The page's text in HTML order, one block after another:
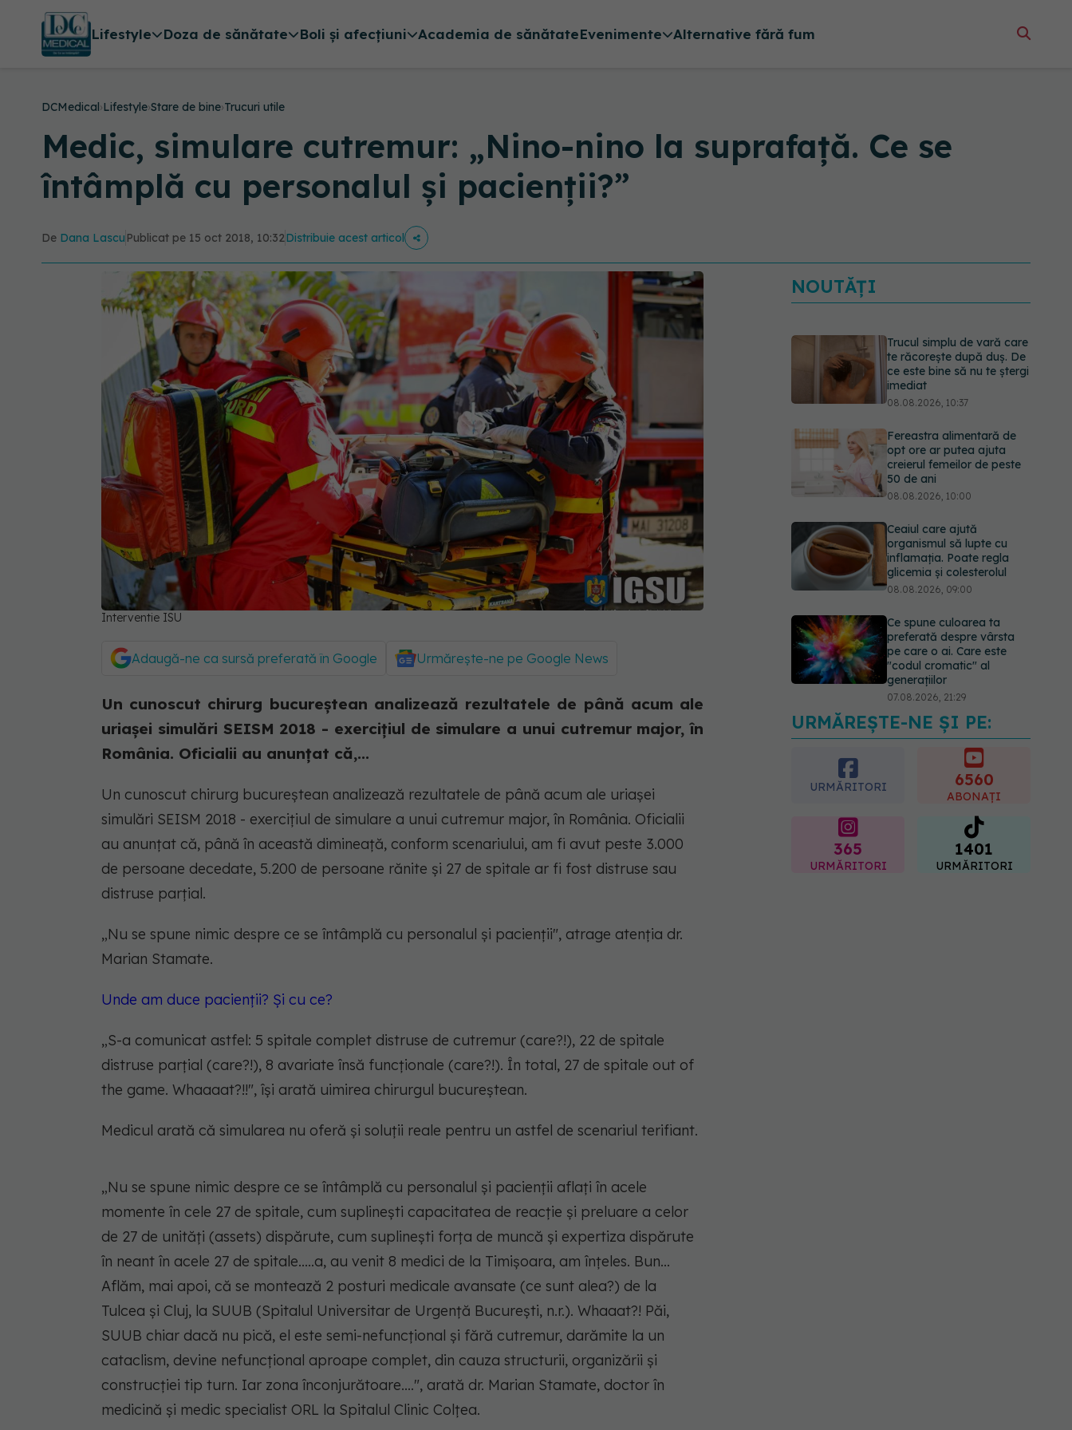
Lifestyle Doza de sănătate Boli și afecțiuni Academia de sănătateEvenimente Alternative fără fum
DCMedical›Lifestyle›Stare de bine›Trucuri utile
Medic, simulare cutremur: „Nino-nino la suprafață. Ce se
întâmplă cu personalul și pacienții?”
De Dana Lascu Publicat pe 15 oct 2018, 10:32Distribuie acest articol
Interventie ISU
Adaugă-ne ca sursă preferată în Google Urmărește-ne pe Google News
Un cunoscut chirurg bucureștean analizează rezultatele de până acum ale
uriașei simulări SEISM 2018 - exercițiul de simulare a unui cutremur major, în
România. Oficialii au anunțat că,...
Un cunoscut chirurg bucureștean analizează rezultatele de până acum ale uriașei
simulări SEISM 2018 - exercițiul de simulare a unui cutremur major, în România. Oficialii
au anunțat că, până în această dimineață, conform scenariului, am fi avut peste 3.000
de persoane decedate, 5.200 de persoane rănite și 27 de spitale ar fi fost distruse sau
distruse parțial.
„Nu se spune nimic despre ce se întâmplă cu personalul și pacienții", atrage atenția dr.
Marian Stamate.
Unde am duce pacienții? Și cu ce?
„S-a comunicat astfel: 5 spitale complet distruse de cutremur (care?!), 22 de spitale
distruse parțial (care?!), 8 avariate însă funcționale (care?!). În total, 27 de spitale out of
the game. Whaaaat?!!", își arată uimirea chirurgul bucureștean.
Medicul arată că simularea nu oferă și soluții reale pentru un astfel de scenariul terifiant.
„Nu se spune nimic despre ce se întâmplă cu personalul și pacienții aflați în acele
momente în cele 27 de spitale, cum suplinești capacitatea de reacție și preluare a celor
de 27 de unități (assets) dispărute, cum suplinești forța de muncă și expertiza dispărute
în neant în acele 27 de spitale.....a, au venit 8 medici de la Timișoara, am înțeles. Bun...
Aflăm, mai apoi, că se montează 2 posturi medicale avansate (ce sunt alea?) de la
Tulcea și Cluj, la SUUB (Spitalul Universitar de Urgență București, n.r.). Whaaat?! Păi,
SUUB chiar dacă nu pică, el este semi-nefuncțional și fără cutremur, darămite la un
cataclism, devine nefuncțional aproape complet, din cauza structurii, organizării și
construcției tip turn. Iar zona înconjurătoare....", arată dr. Marian Stamate, doctor în
medicină și medic specialist ORL la Spitalul Clinic Colţea.
NOUTĂȚI
Trucul simplu de vară care
te răcorește după duș. De
ce este bine să nu te ștergi
imediat
08.08.2026, 10:37
Fereastra alimentară de
opt ore ar putea ajuta
creierul femeilor de peste
50 de ani
08.08.2026, 10:00
Ceaiul care ajută
organismul să lupte cu
inflamația. Poate regla
glicemia și colesterolul
08.08.2026, 09:00
Ce spune culoarea ta
preferată despre vârsta
pe care o ai. Care este
"codul cromatic" al
generațiilor
07.08.2026, 21:29
Analiza de sânge AST
(SGOT): ce înseamnă
rezultatele și când sunt un
semnal de alarmă
08.08.2026, 11:00
URMĂREȘTE-NE ȘI PE:
URMĂRITORI 6560
ABONAȚI
365
URMĂRITORI
1401
URMĂRITORI